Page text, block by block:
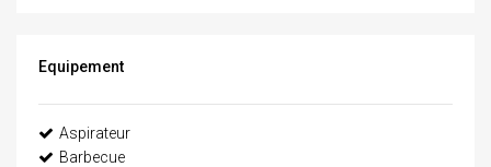
Equipement
Aspirateur
Barbecue